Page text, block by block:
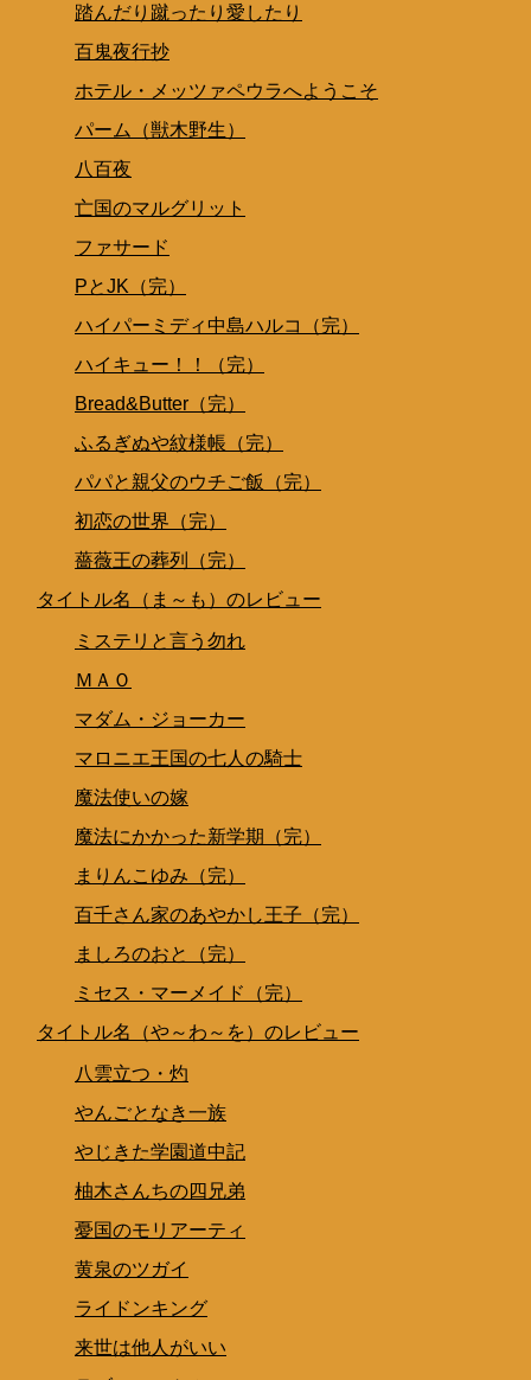
踏んだり蹴ったり愛したり
百鬼夜行抄
ホテル・メッツァペウラへようこそ
パーム（獣木野生）
八百夜
亡国のマルグリット
ファサード
PとJK（完）
ハイパーミディ中島ハルコ（完）
ハイキュー！！（完）
Bread&Butter（完）
ふるぎぬや紋様帳（完）
パパと親父のウチご飯（完）
初恋の世界（完）
薔薇王の葬列（完）
タイトル名（ま～も）のレビュー
ミステリと言う勿れ
ＭＡＯ
マダム・ジョーカー
マロニエ王国の七人の騎士
魔法使いの嫁
魔法にかかった新学期（完）
まりんこゆみ（完）
百千さん家のあやかし王子（完）
ましろのおと（完）
ミセス・マーメイド（完）
タイトル名（や～わ～を）のレビュー
八雲立つ・灼
やんごとなき一族
やじきた学園道中記
柚木さんちの四兄弟
憂国のモリアーティ
黄泉のツガイ
ライドンキング
来世は他人がいい